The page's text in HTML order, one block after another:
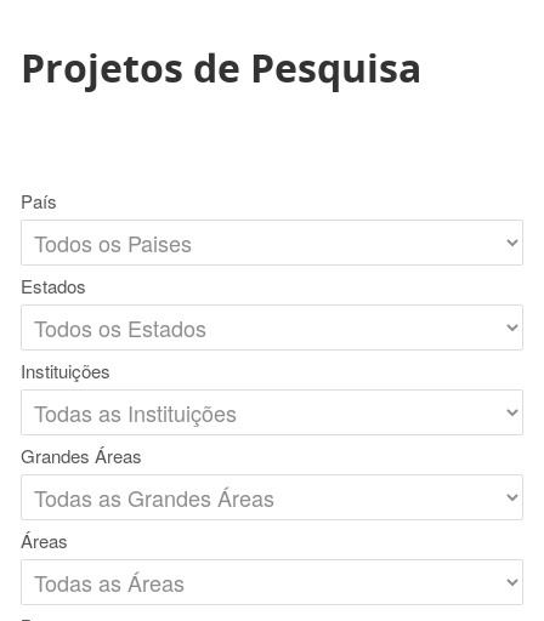
Projetos de Pesquisa
País
Estados
Instituições
Grandes Áreas
Áreas